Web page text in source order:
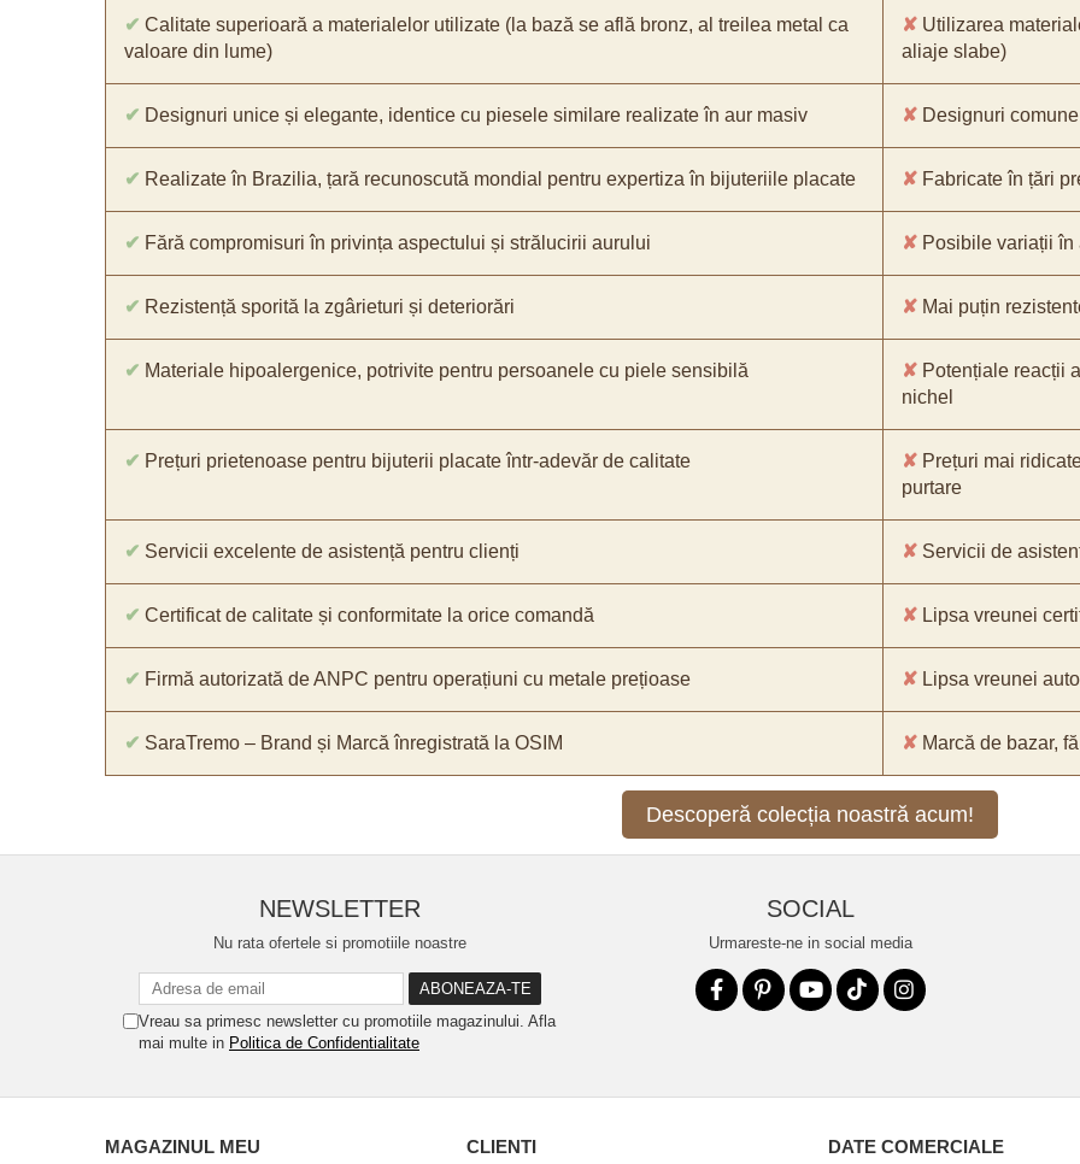
✔ Calitate superioară a materialelor utilizate (la bază se află bronz, al treilea metal ca
valoare din lume)
✘ Utilizarea
aliaje slabe)
✔ Designuri unice și elegante, identice cu piesele similare realizate în aur masiv ✘ Designuri
✔ Realizate în Brazilia, țară recunoscută mondial pentru expertiza în bijuteriile placate ✘ Fabricate în țări
✔ Fără compromisuri în privința aspectului și strălucirii aurului ✘ Posibile variații
✔ Rezistență sporită la zgârieturi și deteriorări ✘ Mai puțin
✔ Materiale hipoalergenice, potrivite pentru persoanele cu piele sensibilă ✘ Potențiale reacții
nichel
✔ Prețuri prietenoase pentru bijuterii placate într-adevăr de calitate ✘ Prețuri mai
purtare
✔ Servicii excelente de asistență pentru clienți ✘ Servicii de
✔ Certificat de calitate și conformitate la orice comandă ✘ Lipsa vreunei
✔ Firmă autorizată de ANPC pentru operațiuni cu metale prețioase ✘ Lipsa vreunei
✔ SaraTremo – Brand și Marcă înregistrată la OSIM ✘ Marcă de bazar,
Descoperă colecția noastră acum!
NEWSLETTER
Nu rata ofertele si promotiile noastre
Vreau sa primesc newsletter cu promotiile magazinului. Afla
mai multe in Politica de Confidentialitate
SOCIAL
Urmareste-ne in social media
MAGAZINUL MEU CLIENTI DATE COMERCIALE